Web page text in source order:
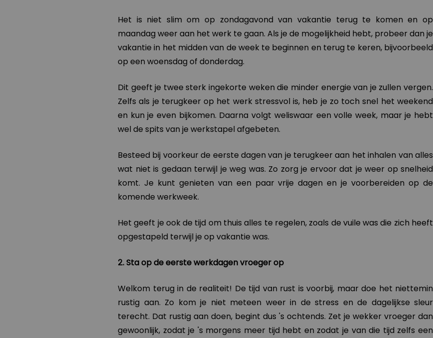
Het is niet slim om op zondagavond van vakantie terug te komen en op
maandag weer aan het werk te gaan. Als je de mogelijkheid hebt, probeer dan je
vakantie in het midden van de week te beginnen en terug te keren, bijvoorbeeld
op een woensdag of donderdag.
Dit geeft je twee sterk ingekorte weken die minder energie van je zullen vergen.
Zelfs als je terugkeer op het werk stressvol is, heb je zo toch snel het weekend
en kun je even bijkomen. Daarna volgt weliswaar een volle week, maar je hebt
wel de spits van je werkstapel afgebeten.
Besteed bij voorkeur de eerste dagen van je terugkeer aan het inhalen van alles
wat niet is gedaan terwijl je weg was. Zo zorg je ervoor dat je weer op snelheid
komt. Je kunt genieten van een paar vrije dagen en je voorbereiden op de
komende werkweek.
Het geeft je ook de tijd om thuis alles te regelen, zoals de vuile was die zich heeft
opgestapeld terwijl je op vakantie was.
2. Sta op de eerste werkdagen vroeger op
Welkom terug in de realiteit! De tijd van rust is voorbij, maar doe het niettemin
rustig aan. Zo kom je niet meteen weer in de stress en de dagelijkse sleur
terecht. Dat rustig aan doen, begint dus 's ochtends. Zet je wekker vroeger dan
gewoonlijk, zodat je 's morgens meer tijd hebt en zodat je van die tijd zelfs een